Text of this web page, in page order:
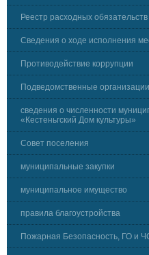
Реестр расходных обязательств
Сведения о ходе исполнения
Противодействие коррупции
Подведомственные организации
сведения о численности
«Кестеньгский Дом культуры»
Совет поселения
муниципальные закупки
муниципальное имущество
правила благоустройства
Пожарная Безопасность, ГО и